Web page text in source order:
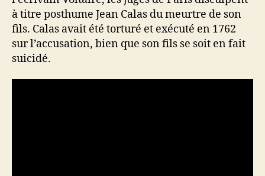
à titre posthume Jean Calas du meurtre de son
fils. Calas avait été torturé et exécuté en 1762
sur l’accusation, bien que son fils se soit en fait
suicidé.